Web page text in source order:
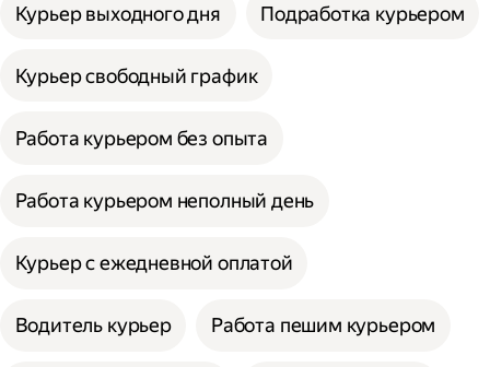
Курьер выходного дня Подработка курьером
Курьер свободный график
Работа курьером без опыта
Работа курьером неполный день
Курьер с ежедневной оплатой
Водитель курьер Работа пешим курьером